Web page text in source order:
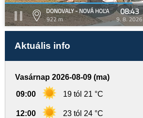
DONOVALY - NOVÁ HOĽA
922 m
08:43
9. 8. 2026
Aktuális info
Vasárnap 2026-08-09 (ma)
09:00 19 tól 21 °C
12:00 23 tól 24 °C